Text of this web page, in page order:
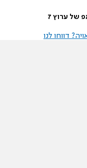
של ערוץ 7
דווחו לנו